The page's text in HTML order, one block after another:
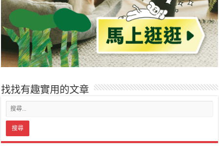
找找有趣實用的文章